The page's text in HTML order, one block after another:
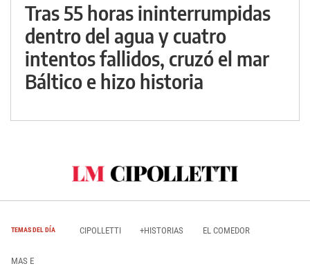
Tras 55 horas ininterrumpidas
dentro del agua y cuatro
intentos fallidos, cruzó el mar
Báltico e hizo historia
TEMAS DEL DÍA CIPOLLETTI +HISTORIAS EL COMEDOR
MAS E